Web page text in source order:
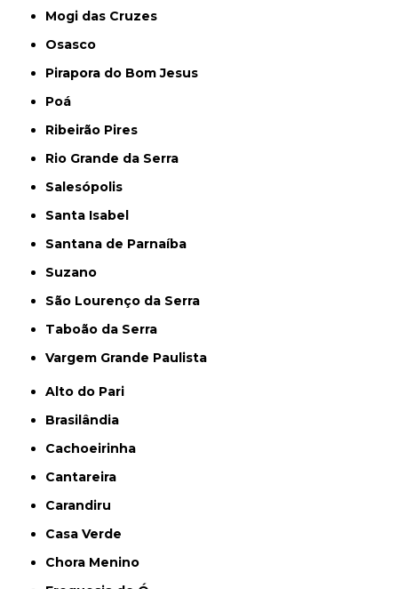
Mogi das Cruzes
Osasco
Pirapora do Bom Jesus
Poá
Ribeirão Pires
Rio Grande da Serra
Salesópolis
Santa Isabel
Santana de Parnaíba
Suzano
São Lourenço da Serra
Taboão da Serra
Vargem Grande Paulista
Alto do Pari
Brasilândia
Cachoeirinha
Cantareira
Carandiru
Casa Verde
Chora Menino